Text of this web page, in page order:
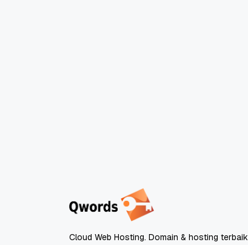
Cloud Web Hosting. Domain & hosting terbaik